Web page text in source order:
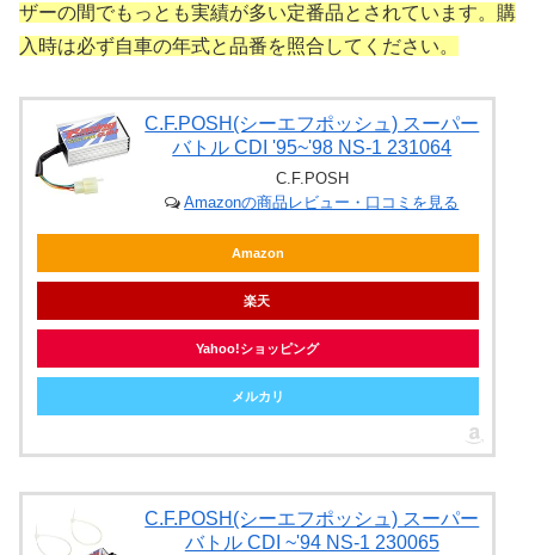
ザーの間でもっとも実績が多い定番品とされています。購
入時は必ず自車の年式と品番を照合してください。
C.F.POSH(シーエフポッシュ) スーパー
バトル CDI '95~'98 NS-1 231064
C.F.POSH
Amazonの商品レビュー・口コミを見る
Amazon
楽天
Yahoo!ショッピング
メルカリ
C.F.POSH(シーエフポッシュ) スーパー
バトル CDI ~'94 NS-1 230065